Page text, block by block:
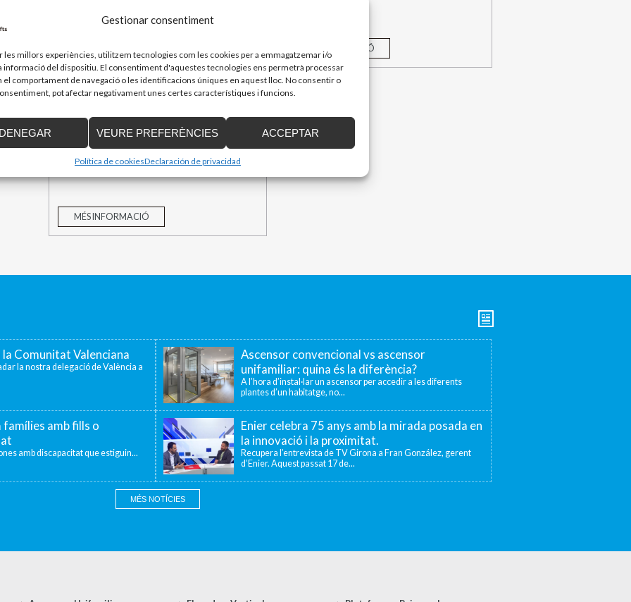
Gestionar consentiment
les millors experiències, utilitzem tecnologies com les cookies per a emmagatzemar i/o
informació del dispositiu. El consentiment d'aquestes tecnologies ens permetrà processar
el comportament de navegació o les identificacions úniques en aquest lloc. No consentir o
pot afectar negativament unes certes característiques i funcions.
ACCEPTAR
DENEGAR VEURE PREFERÈNCIES
Política de cookiesDeclaración de privacidad
MÉS INFORMACIÓ
Distribuïdor a Canaries
38441 - SANTA CATALINA
Santa Cruz de Tenerife
MÉS INFORMACIÓ
la Comunitat Valenciana
la nostra delegació de València a
Ascensor convencional vs ascensor
unifamiliar: quina és la diferència?
A l’hora d’instal·lar un ascensor per accedir a les diferents
plantes d’un habitatge, no...
famílies amb fills o
amb discapacitat que estiguin...
Enier celebra 75 anys amb la mirada posada en
la innovació i la proximitat.
Recupera l’entrevista de TV Girona a Fran González, gerent
d’Enier. Aquest passat 17 de...
MÉS NOTÍCIES